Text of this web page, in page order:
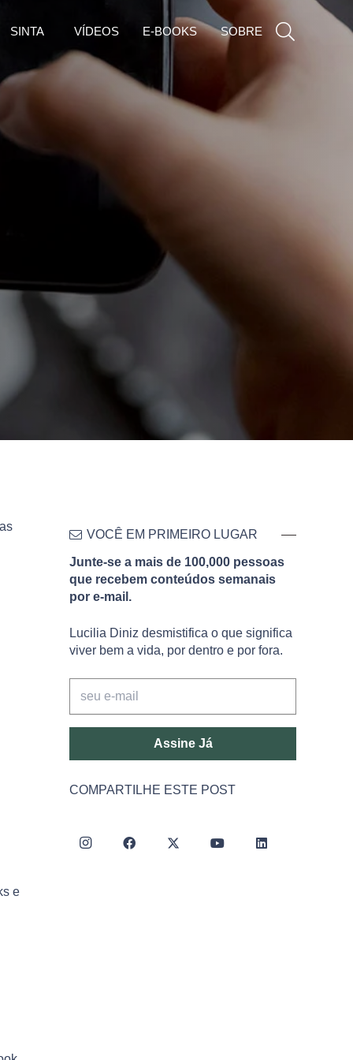
SINTA VÍDEOS E-BOOKS SOBRE
e
VOCÊ EM PRIMEIRO LUGAR
Junte-se a mais de 100,000 pessoas
que recebem conteúdos semanais
por e-mail.
Lucilia Diniz desmistifica o que significa
viver bem a vida, por dentro e por fora.
Assine Já
COMPARTILHE ESTE POST